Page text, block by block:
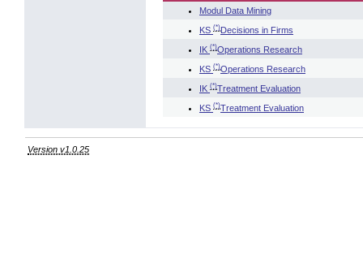
Modul Data Mining
KS (*)Decisions in Firms
IK (*)Operations Research
KS (*)Operations Research
IK (*)Treatment Evaluation
KS (*)Treatment Evaluation
Version v1.0.25